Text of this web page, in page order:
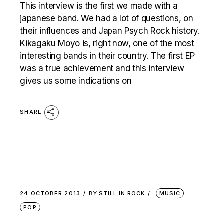
This interview is the first we made with a
japanese band. We had a lot of questions, on
their influences and Japan Psych Rock history.
Kikagaku Moyo is, right now, one of the most
interesting bands in their country. The first EP
was a true achievement and this interview
gives us some indications on
SHARE
24 OCTOBER 2013 BY STILL IN ROCK
MUSIC
POP